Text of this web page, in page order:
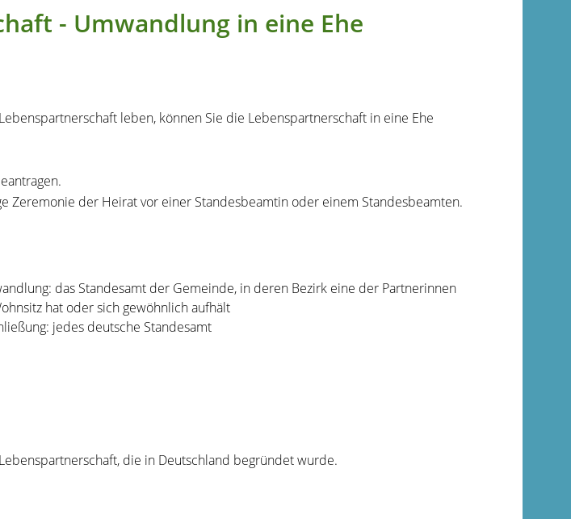
- Umwandlung in eine Ehe
leben, können Sie die Lebenspartnerschaft in eine Ehe
Zeremonie der Heirat vor einer Standesbeamtin oder einem Standesbeamten.
das Standesamt der Gemeinde, in deren Bezirk eine der Partnerinnen
hat oder sich gewöhnlich aufhält
jedes deutsche Standesamt
die in Deutschland begründet wurde.